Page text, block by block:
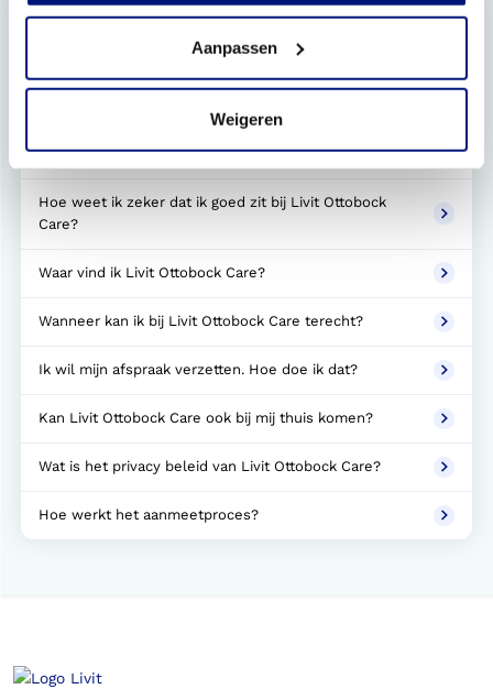
Aanpassen
Weigeren
Voor welke hulpmiddelen kan ik bij Livit Ottobock Care
Hoe kan ik een afspraak maken?
Hoe weet ik zeker dat ik goed zit bij Livit Ottobock
Care?
Waar vind ik Livit Ottobock Care?
Wanneer kan ik bij Livit Ottobock Care terecht?
Ik wil mijn afspraak verzetten. Hoe doe ik dat?
Kan Livit Ottobock Care ook bij mij thuis komen?
Wat is het privacy beleid van Livit Ottobock Care?
Hoe werkt het aanmeetproces?